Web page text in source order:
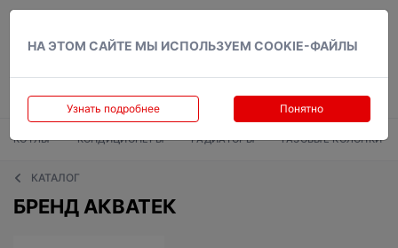
НА ЭТОМ САЙТЕ МЫ ИСПОЛЬЗУЕМ COOKIE-ФАЙЛЫ
Узнать подробнее Понятно
КОТЛЫ КОНДИЦИОНЕРЫ РАДИАТОРЫ ГАЗОВЫЕ КОЛОНКИ
КАТАЛОГ
БРЕНД АКВАТЕК